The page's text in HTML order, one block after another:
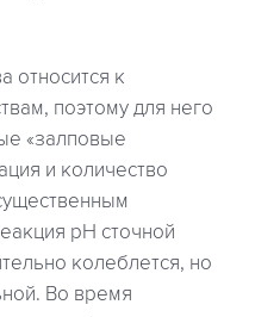
относится к
поэтому для него
«залповые
и количество
pH сточной
колеблется, но
Во время